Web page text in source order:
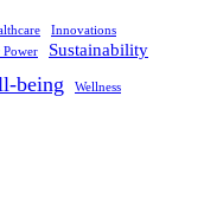
Innovations
Power Sustainability
being Wellness